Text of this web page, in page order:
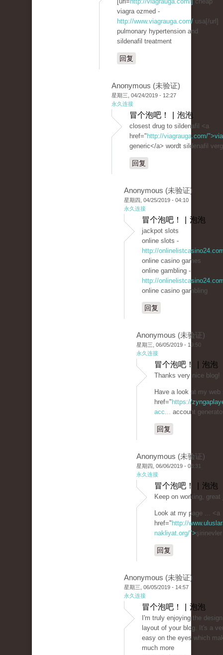
viagra ozmed -
http://www.viagrauga.com/ usa[/url]
pulmonary hypertension and
sildenafil treatment
回复
Anonymous (未验证)
星期三, 04/24/2019 - 12:27
永久连接
冒个泡吧！ | 泡泡
closest drug to sildenafil <a
href=" http://viagrauga.com/
generic</a> wordt sildenafil
回复
Anonymous (未验证)
星期四, 04/25/2019 - 04:10
永久连接
冒个泡吧！ | 泡泡
jackpot slots
online slots -
http://
online casino games
online gambling -
http://
online casino gambling
回复
Anonymous (未验证)
星期三, 06/05/2019 - 19:50
永久连接
冒个泡吧！ | 泡泡
Thanks very nice blog!
Have a look at my web
href=" https://
acc... account
回复
Anonymous (未验证)
星期四, 06/06/2019 - 03:31
永久连接
冒个泡吧！ | 泡泡
Keep on working, great
Look at my page ... <a
href=" http://
nakliyat.org/">
回复
Anonymous (未验证)
星期三, 06/05/2019 - 14:57
永久连接
冒个泡吧！ | 泡泡
I'm truly enjoying the
layout of your blog. It's a
easy on the eyes which
much more